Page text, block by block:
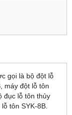
gọi là bộ đột lỗ
máy đột lỗ tôn
đục lỗ tôn thủy
tôn SYK-8B.